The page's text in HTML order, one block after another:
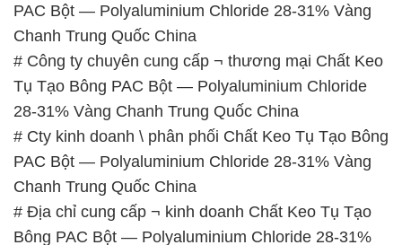
PAC Bột — Polyaluminium Chloride 28-31% Vàng
Chanh Trung Quốc China
# Công ty chuyên cung cấp ¬ thương mại Chất Keo
Tụ Tạo Bông PAC Bột — Polyaluminium Chloride
28-31% Vàng Chanh Trung Quốc China
# Cty kinh doanh \ phân phối Chất Keo Tụ Tạo Bông
PAC Bột — Polyaluminium Chloride 28-31% Vàng
Chanh Trung Quốc China
# Địa chỉ cung cấp ¬ kinh doanh Chất Keo Tụ Tạo
Bông PAC Bột — Polyaluminium Chloride 28-31%